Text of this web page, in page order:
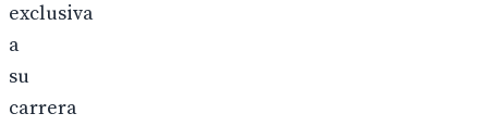
exclusiva
a
su
carrera